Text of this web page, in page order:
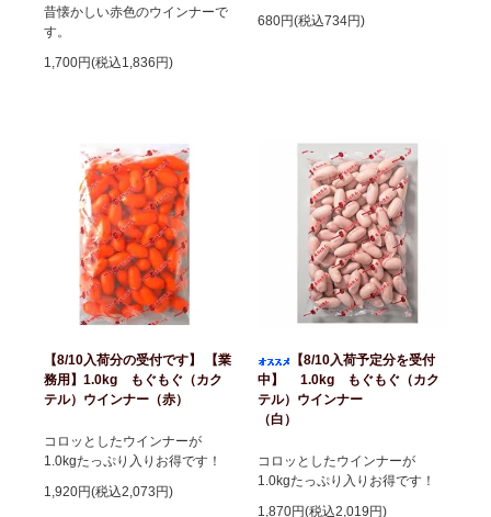
昔懐かしい赤色のウインナーで
す。
1,700円(税込1,836円)
680円(税込734円)
【8/10入荷分の受付です】 【業
務用】1.0kg もぐもぐ（カク
テル）ウインナー（赤）
コロッとしたウインナーが
1.0kgたっぷり入りお得です！
1,920円(税込2,073円)
【8/10入荷予定分を受付
中】 1.0kg もぐもぐ（カク
テル）ウインナー
（白）
コロッとしたウインナーが
1.0kgたっぷり入りお得です！
1,870円(税込2,019円)